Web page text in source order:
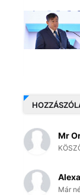
Mr
Már